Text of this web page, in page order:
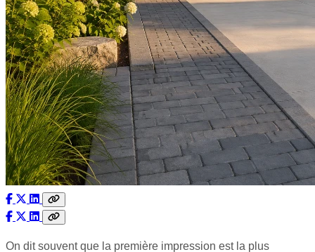
On dit souvent que la première impression est la plus